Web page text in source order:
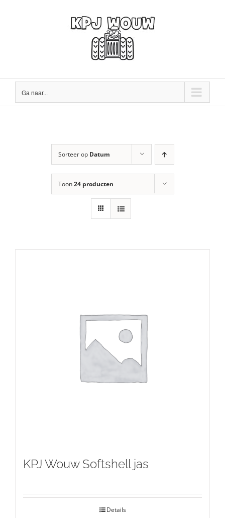
Ga naar...
Sorteer op Datum
Toon24 producten
KPJ Wouw Softshell jas
Details